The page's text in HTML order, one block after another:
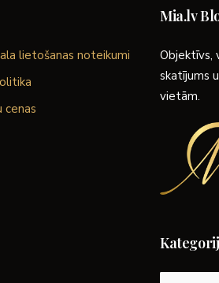
lietošanas noteikumi
cenas
Mia.lv
Objektīvs,
skatījums
vietām.